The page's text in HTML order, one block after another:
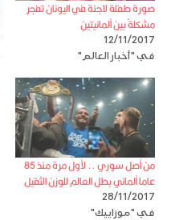
صورة طفلة لاجئة في اليونان تفجر
مشكلةً بين ألمانيتين
12/11/2017
في "أخبار العالم"
من أصل سوري .. لأول مرة منذ 85
عاما ألماني بطل العالم للوزن الثقيل
28/11/2017
في "موزاييك"